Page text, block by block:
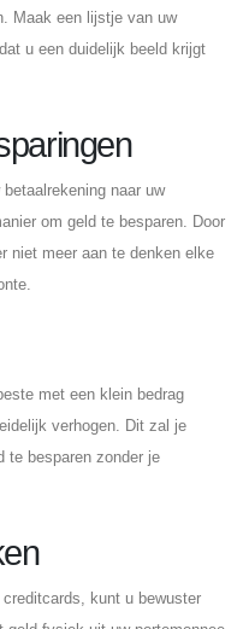
Maak een lijstje van uw
u een duidelijk beeld krijgt
naar uw
om geld te besparen. Door
niet meer aan te denken elke
met een klein bedrag
verhogen. Dit zal je
te besparen zonder je
kunt u bewuster